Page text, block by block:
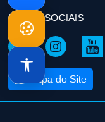
REDES SOCIAIS
Mapa do Site